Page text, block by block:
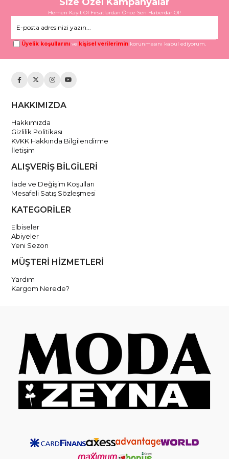
Hemen Kayıt Ol Fırsatlardan Önce Sen Haberdar Ol!
Üyelik koşullarını ve kişisel verilerimin korunmasını kabul ediyorum.
HAKKIMIZDA
Hakkımızda
Gizlilik Politikası
KVKK Hakkında Bilgilendirme
İletişim
ALIŞVERİŞ BİLGİLERİ
İade ve Değişim Koşulları
Mesafeli Satış Sözleşmesi
KATEGORİLER
Elbiseler
Abiyeler
Yeni Sezon
MÜŞTERİ HİZMETLERİ
Yardım
Kargom Nerede?